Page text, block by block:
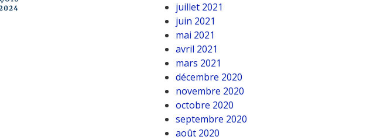
juillet 2021
juin 2021
mai 2021
avril 2021
mars 2021
décembre 2020
novembre 2020
octobre 2020
septembre 2020
août 2020